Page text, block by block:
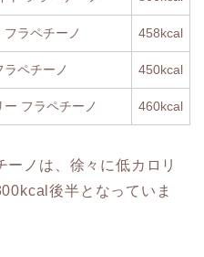
ラペチーノ 458kcal
ペチーノ 450kcal
フラペチーノ 460kcal
ノは、徐々に低カロリ
後半となっていま